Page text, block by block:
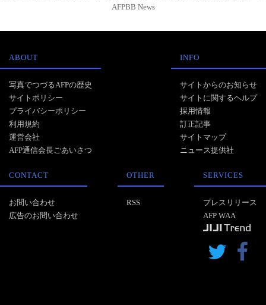
AFPBB News
ABOUT
写真でつづるAFPの歴史
サイトポリシー
プライバシーポリシー
利用規約
運営会社
AFP通信会長ごあいさつ
INFO
サイトからのお知らせ
サイトに関するヘルプ
採用情報
訂正記事
サイトマップ
ニュース提供社
CONTACT
お問い合わせ
広告のお問い合わせ
OTHER
RSS
SERVICES
プレスリリース
AFP WAA